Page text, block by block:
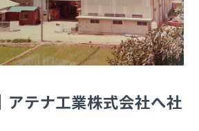
アテナ工業株式会社へ社